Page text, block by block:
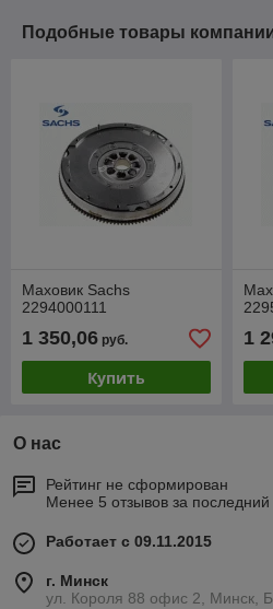
Подобные товары
Маховик Sachs
2294000111
1 350,06 руб.
Купить
1
О нас
Рейтинг не сформирован
Менее 5 отзывов за последний
Работает с 09.11.2015
г. Минск
ул. Короля 88 офис 2, Минск,